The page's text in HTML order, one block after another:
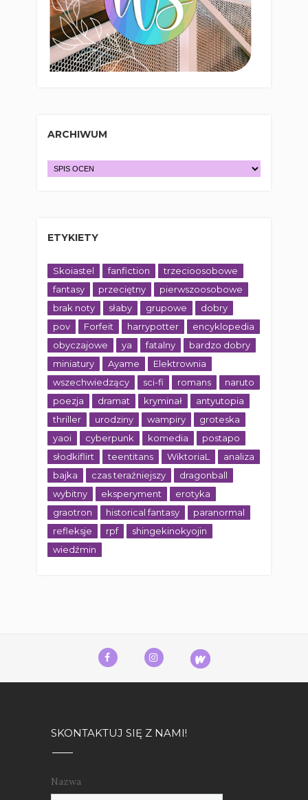
ARCHIWUM
ETYKIETY
Skoiastel fanfiction
trzecioosobowe
fantasy
przeciętny
pierwszoosobowe
brak noty
słaby grupowe
dobry
pov
Forfeit harrypotter
encyklopedia
obyczajowe
ya fatalny
bardzo dobry
miniatury
Ayame
Elektrownia
wszechwiedzący
sci-fi romans
naruto
poezja
dramat kryminał
antyutopia
thriller
urodziny wampiry
groteska
yaoi
cyberpunk komedia
postapo
słodkiflirt
teentitans WiktoriaL
analiza
bajka
czas teraźniejszy
dragonball
wybitny
eksperyment
erotyka
graotron
historical fantasy
paranormal
refleksje
rpf
shingekinokyojin
wiedźmin
SKONTAKTUJ SIĘ Z NAMI!
Nazwa